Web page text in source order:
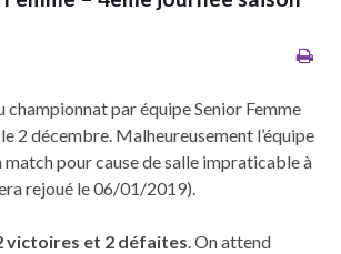
championnat par équipe Senior Femme
2 décembre. Malheureusement l’équipe
match pour cause de salle impraticable à
rejoué le 06/01/2019).
victoires et 2 défaites. On attend